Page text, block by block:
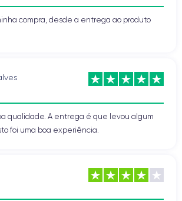
compra, desde a entrega ao produto
qualidade. A entrega é que levou algum
foi uma boa experiência.